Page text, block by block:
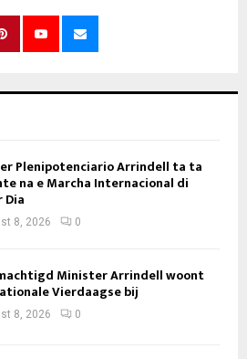
Plenipotenciario Arrindell ta ta
na e Marcha Internacional di
Dia
8, 2026 0
Minister Arrindell woont
Vierdaagse bij
8, 2026 0